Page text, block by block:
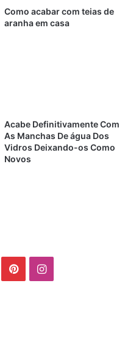
Como acabar com teias de
aranha em casa
Acabe Definitivamente Com
As Manchas De água Dos
Vidros Deixando-os Como
Novos
PinterestInstagram